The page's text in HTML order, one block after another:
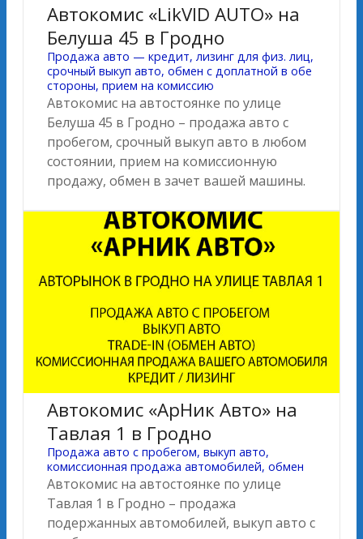
Автокомис «LikVID AUTO» на
Белуша 45 в Гродно
Продажа авто — кредит, лизинг для физ. лиц,
срочный выкуп авто, обмен с доплатной в обе
стороны, прием на комиссию
Автокомис на автостоянке по улице
Белуша 45 в Гродно – продажа авто с
пробегом, срочный выкуп авто в любом
состоянии, прием на комиссионную
продажу, обмен в зачет вашей машины.
Автокомис «АрНик Авто» на
Тавлая 1 в Гродно
Продажа авто с пробегом, выкуп авто,
комиссионная продажа автомобилей, обмен
Автокомис на автостоянке по улице
Тавлая 1 в Гродно – продажа
подержанных автомобилей, выкуп авто с